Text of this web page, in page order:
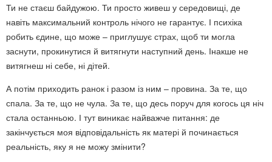
Ти не стаєш байдужою. Ти просто живеш у середовищі, де
навіть максимальний контроль нічого не гарантує. І психіка
робить єдине, що може – приглушує страх, щоб ти могла
заснути, прокинутися й витягнути наступний день. Інакше не
витягнеш ні себе, ні дітей.
А потім приходить ранок і разом із ним – провина. За те, що
спала. За те, що не чула. За те, що десь поруч для когось ця ніч
стала останньою. І тут виникає найважче питання: де
закінчується моя відповідальність як матері й починається
реальність, яку я не можу змінити?